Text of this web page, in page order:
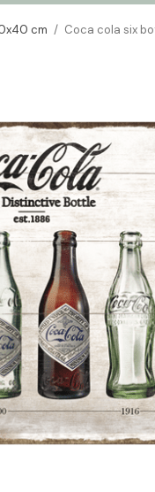
cm / Coca cola six